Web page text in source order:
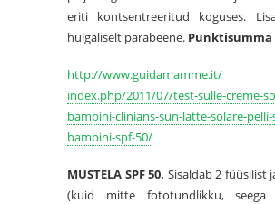
eriti kontsentreeritud koguses.
hulgaliselt parabeene. Punktisumma
http://www.guidamamme.it/
index.php/2011/07/test-sulle-creme-
bambini-clinians-sun-latte-solare-
bambini-spf-50/
MUSTELA SPF 50. Sisaldab 2 füüsilist
(kuid mitte fototundlikku,